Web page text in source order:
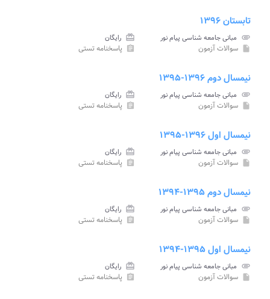
تابستان ۱۳۹۶
attachment مبانی جامعه شناسی پیام نور card_giftcard رایگان
insert_drive_file سوالات آزمون assignment پاسخنامه تستی
نیمسال دوم ۱۳۹۶-۱۳۹۵
attachment مبانی جامعه شناسی پیام نور card_giftcard رایگان
insert_drive_file سوالات آزمون assignment پاسخنامه تستی
نیمسال اول ۱۳۹۶-۱۳۹۵
attachment مبانی جامعه شناسی پیام نور card_giftcard رایگان
insert_drive_file سوالات آزمون assignment پاسخنامه تستی
نیمسال دوم ۱۳۹۵-۱۳۹۴
attachment مبانی جامعه شناسی پیام نور card_giftcard رایگان
insert_drive_file سوالات آزمون assignment پاسخنامه تستی
نیمسال اول ۱۳۹۵-۱۳۹۴
attachment مبانی جامعه شناسی پیام نور card_giftcard رایگان
insert_drive_file سوالات آزمون assignment پاسخنامه تستی